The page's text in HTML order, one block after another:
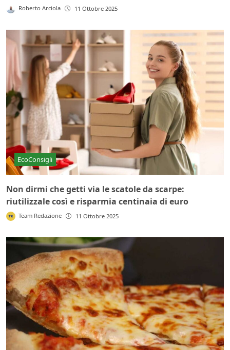
Roberto Arciola 11 Ottobre 2025
EcoConsigli
Non dirmi che getti via le scatole da scarpe:
riutilizzale così e risparmia centinaia di euro
Team Redazione 11 Ottobre 2025